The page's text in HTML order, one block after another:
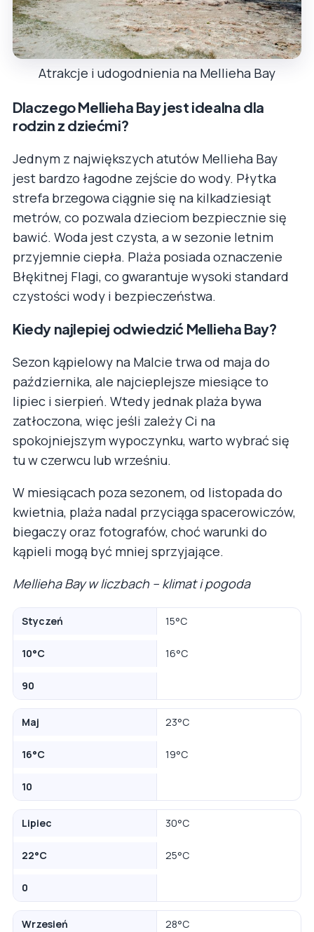
Atrakcje i udogodnienia na Mellieha Bay
Dlaczego Mellieha Bay jest idealna dla
rodzin z dziećmi?
Jednym z największych atutów Mellieha Bay
jest bardzo łagodne zejście do wody. Płytka
strefa brzegowa ciągnie się na kilkadziesiąt
metrów, co pozwala dzieciom bezpiecznie się
bawić. Woda jest czysta, a w sezonie letnim
przyjemnie ciepła. Plaża posiada oznaczenie
Błękitnej Flagi, co gwarantuje wysoki standard
czystości wody i bezpieczeństwa.
Kiedy najlepiej odwiedzić Mellieha Bay?
Sezon kąpielowy na Malcie trwa od maja do
października, ale najcieplejsze miesiące to
lipiec i sierpień. Wtedy jednak plaża bywa
zatłoczona, więc jeśli zależy Ci na
spokojniejszym wypoczynku, warto wybrać się
tu w czerwcu lub wrześniu.
W miesiącach poza sezonem, od listopada do
kwietnia, plaża nadal przyciąga spacerowiczów,
biegaczy oraz fotografów, choć warunki do
kąpieli mogą być mniej sprzyjające.
Mellieha Bay w liczbach – klimat i pogoda
Styczeń 15°C
10°C 16°C
90
Maj 23°C
16°C 19°C
10
Lipiec 30°C
22°C 25°C
0
Wrzesień 28°C